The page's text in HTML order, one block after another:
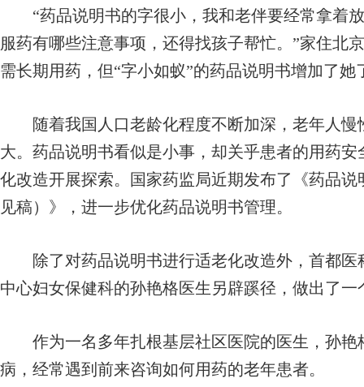
“药品说明书的字很小，我和老伴要经常拿着
服药有哪些注意事项，还得找孩子帮忙。”家住北
需长期用药，但“字小如蚁”的药品说明书增加了她
随着我国人口老龄化程度不断加深，老年人慢
大。药品说明书看似是小事，却关乎患者的用药
化改造开展探索。国家药监局近期发布了《药品
见稿）》，进一步优化药品说明书管理。
除了对药品说明书进行适老化改造外，首都医
中心妇女保健科的孙艳格医生另辟蹊径，做出了一
作为一名多年扎根基层社区医院的医生，孙艳
病，经常遇到前来咨询如何用药的老年患者。